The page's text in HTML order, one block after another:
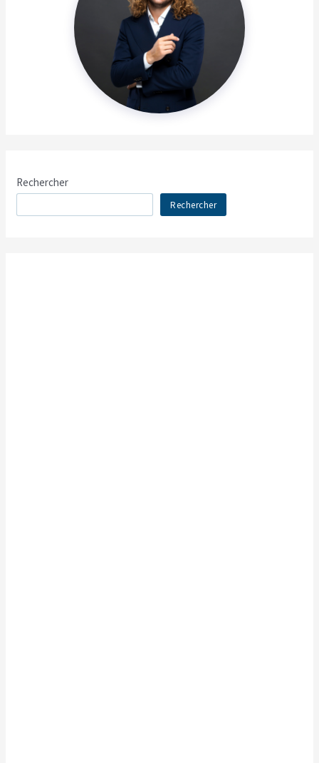
Rechercher
Rechercher